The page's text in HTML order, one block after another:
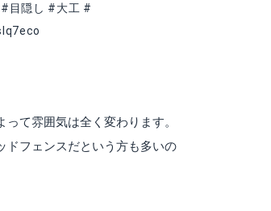
#目隠し #大工 #
て雰囲気は全く変わります。
ドフェンスだという方も多いの